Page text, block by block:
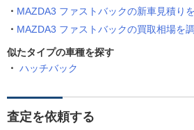
MAZDA3 ファストバックの新車見積り
MAZDA3 ファストバックの買取相場を
似たタイプの車種を探す
ハッチバック
査定を依頼する